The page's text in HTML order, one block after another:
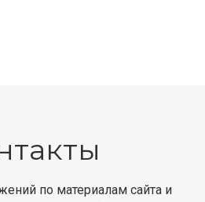
по материалам сайта и